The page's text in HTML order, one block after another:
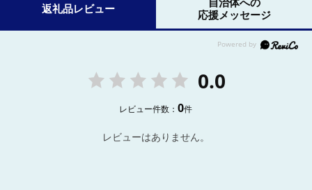
返礼品レビュー
応援メッセージ
0.0
レビュー件数：0件
レビューはありません。